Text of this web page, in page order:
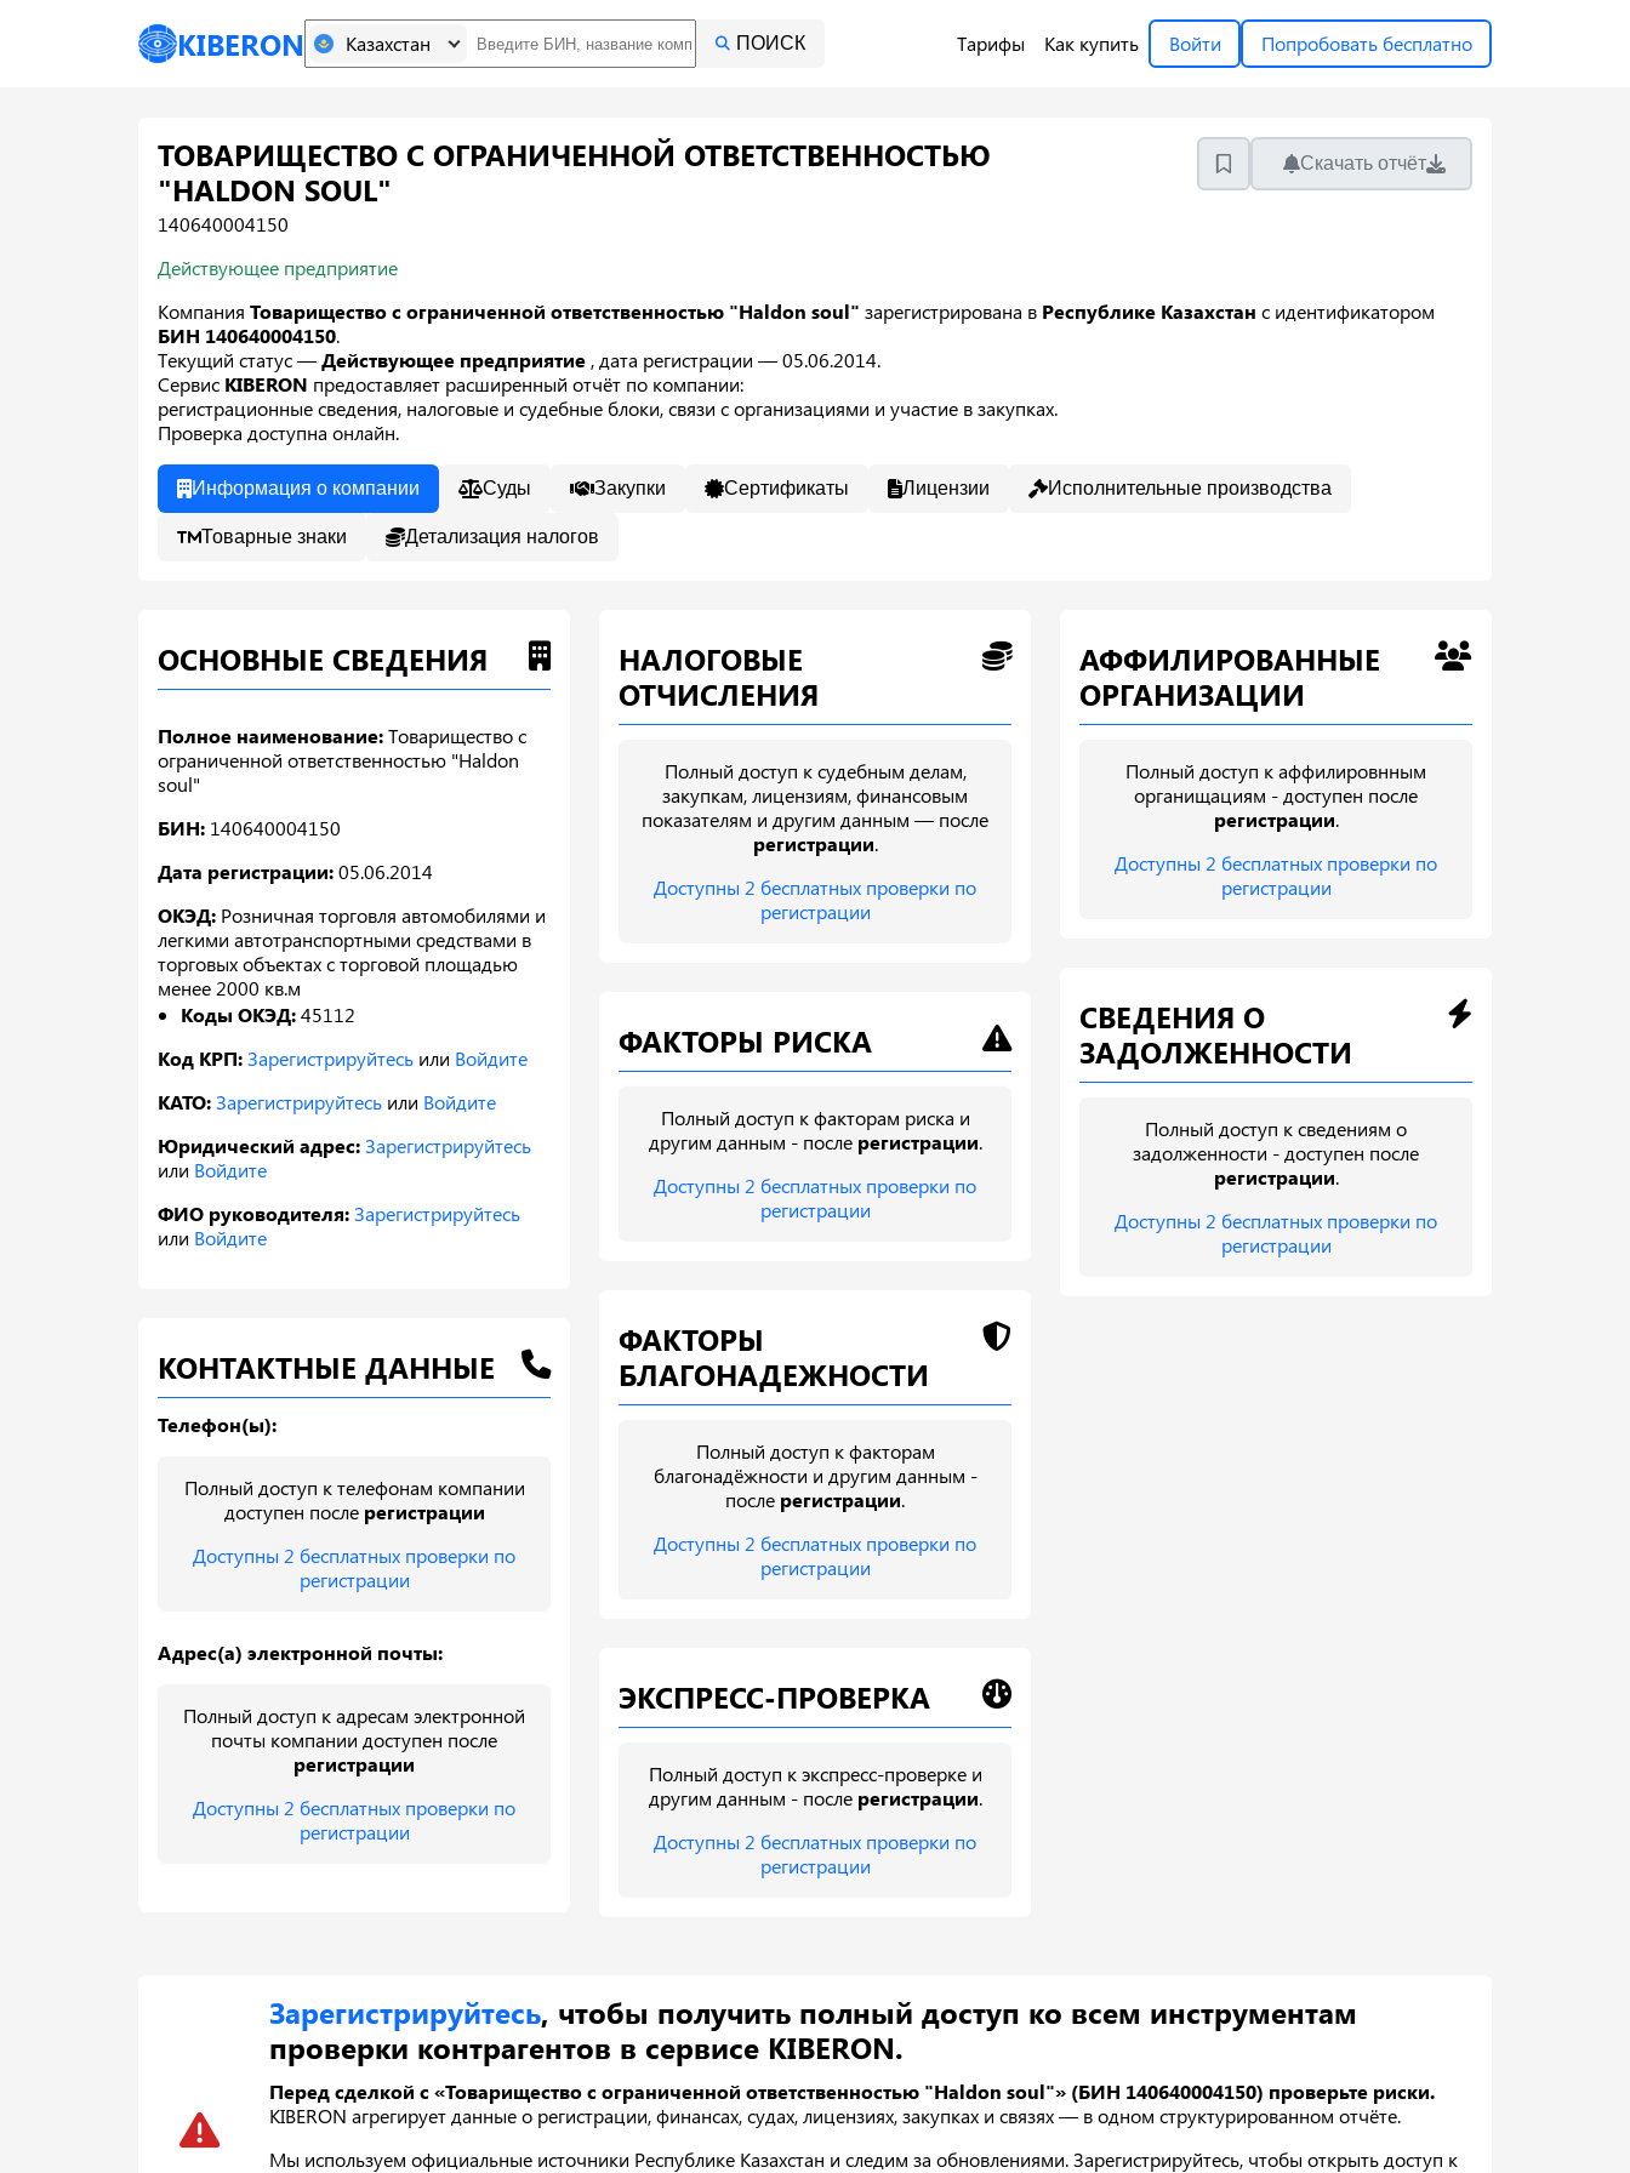
KIBERON Казахстан ПОИСК Тарифы Как купить Войти Попробовать бесплатно
ТОВАРИЩЕСТВО С ОГРАНИЧЕННОЙ ОТВЕТСТВЕННОСТЬЮ
"HALDON SOUL"
140640004150
Скачать отчёт
Действующее предприятие
Компания Товарищество с ограниченной ответственностью "Haldon soul" зарегистрирована в Республике Казахстан с идентификатором
БИН 140640004150.
Текущий статус —Действующее предприятие , дата регистрации — 05.06.2014.
Сервис KIBERON предоставляет расширенный отчёт по компании:
регистрационные сведения, налоговые и судебные блоки, связи с организациями и участие в закупках.
Проверка доступна онлайн.
Информация о компании Суды Закупки Сертификаты Лицензии Исполнительные производства
Товарные знаки Детализация налогов
ОСНОВНЫЕ СВЕДЕНИЯ
Полное наименование:Товарищество с
ограниченной ответственностью "Haldon
soul"
БИН: 140640004150
Дата регистрации:05.06.2014
ОКЭД: Розничная торговля автомобилями и
легкими автотранспортными средствами в
торговых объектах с торговой площадью
менее 2000 кв.м
Коды ОКЭД:45112
Код КРП:Зарегистрируйтесь или Войдите
КАТО:Зарегистрируйтесь или Войдите
Юридический адрес:Зарегистрируйтесь
или Войдите
ФИО руководителя:Зарегистрируйтесь
или Войдите
КОНТАКТНЫЕ ДАННЫЕ
Телефон(ы):
Полный доступ к телефонам компании
доступен после регистрации
Доступны 2 бесплатных проверки по
регистрации
Адрес(а) электронной почты:
Полный доступ к адресам электронной
почты компании доступен после
регистрации
Доступны 2 бесплатных проверки по
регистрации
НАЛОГОВЫЕ
ОТЧИСЛЕНИЯ
Полный доступ к судебным делам,
закупкам, лицензиям, финансовым
показателям и другим данным — после
регистрации.
Доступны 2 бесплатных проверки по
регистрации
ФАКТОРЫ РИСКА
Полный доступ к факторам риска и
другим данным - после регистрации.
Доступны 2 бесплатных проверки по
регистрации
ФАКТОРЫ
БЛАГОНАДЕЖНОСТИ
Полный доступ к факторам
благонадёжности и другим данным -
после регистрации.
Доступны 2 бесплатных проверки по
регистрации
ЭКСПРЕСС-ПРОВЕРКА
Полный доступ к экспресс-проверке и
другим данным - после регистрации.
Доступны 2 бесплатных проверки по
регистрации
АФФИЛИРОВАННЫЕ
ОРГАНИЗАЦИИ
Полный доступ к аффилировнным
органищациям - доступен после
регистрации.
Доступны 2 бесплатных проверки по
регистрации
СВЕДЕНИЯ О
ЗАДОЛЖЕННОСТИ
Полный доступ к сведениям о
задолженности - доступен после
регистрации.
Доступны 2 бесплатных проверки по
регистрации
Зарегистрируйтесь, чтобы получить полный доступ ко всем инструментам
проверки контрагентов в сервисе KIBERON.
Перед сделкой с «Товарищество с ограниченной ответственностью "Haldon soul"» (БИН 140640004150) проверьте риски.
KIBERON агрегирует данные о регистрации, финансах, судах, лицензиях, закупках и связях — в одном структурированном отчёте.
Мы используем официальные источники Республике Казахстан и следим за обновлениями. Зарегистрируйтесь, чтобы открыть доступ к